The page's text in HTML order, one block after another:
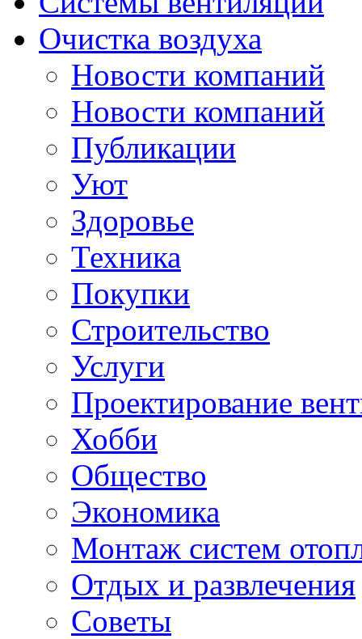
Очистка воздуха
Новости компаний
Новости компаний
Публикации
Уют
Здоровье
Техника
Покупки
Строительство
Услуги
Проектирование
Хобби
Общество
Экономика
Монтаж систем
Отдых и развлечения
Советы